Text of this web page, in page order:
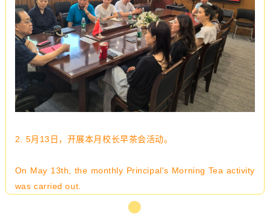
2. 5月13日，开展本月校长早茶会活动。
On May 13th, the monthly Principal's Morning Tea activity
was carried out.